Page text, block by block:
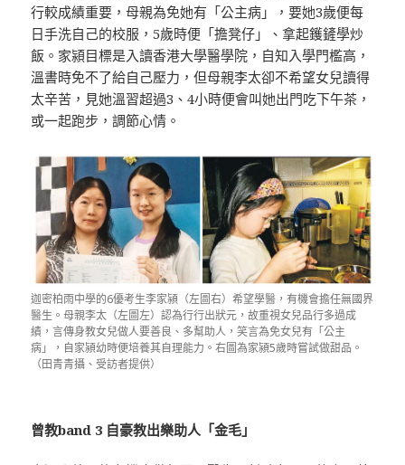
行較成績重要，母親為免她有「公主病」，要她3歲便每
日手洗自己的校服，5歲時便「擔凳仔」、拿起鑊鏟學炒
飯。家潁目標是入讀香港大學醫學院，自知入學門檻高，
溫書時免不了給自己壓力，但母親李太卻不希望女兒讀得
太辛苦，見她溫習超過3、4小時便會叫她出門吃下午茶，
或一起跑步，調節心情。
迦密柏雨中學的6優考生李家潁（左圖右）希望學醫，有機會擔任無國界
醫生。母親李太（左圖左）認為行行出狀元，故重視女兒品行多過成
績，言傳身教女兒做人要善良、多幫助人，笑言為免女兒有「公主
病」，自家潁幼時便培養其自理能力。右圖為家潁5歲時嘗試做甜品。
（田青青攝、受訪者提供）
曾教band 3 自豪教出樂助人「金毛」